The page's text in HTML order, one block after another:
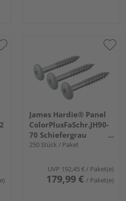
James Hardie® Panel
ColorPlusFaSchr.JH90-
70 Schiefergrau
38x4,8mm
250 Stück / Paket
UVP 192,45 €/ Paket(e)
179,99 € / Paket(e)